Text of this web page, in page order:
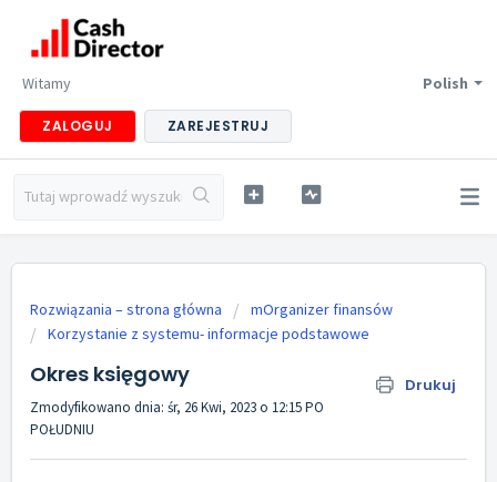
Polish
Witamy
ZALOGUJ ZAREJESTRUJ
Rozwiązania – strona główna
mOrganizer finansów
Korzystanie z systemu- informacje podstawowe
Okres księgowy Drukuj
Zmodyfikowano dnia: śr, 26 Kwi, 2023 o 12:15 PO
POŁUDNIU